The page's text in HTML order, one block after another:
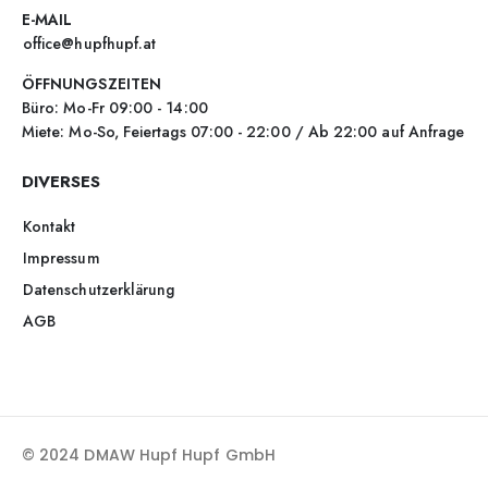
E-MAIL
office@hupfhupf.at
ÖFFNUNGSZEITEN
Büro: Mo-Fr 09:00 - 14:00
Miete: Mo-So, Feiertags 07:00 - 22:00 / Ab 22:00 auf Anfrage
DIVERSES
Kontakt
Impressum
Datenschutzerklärung
AGB
© 2024 DMAW Hupf Hupf GmbH